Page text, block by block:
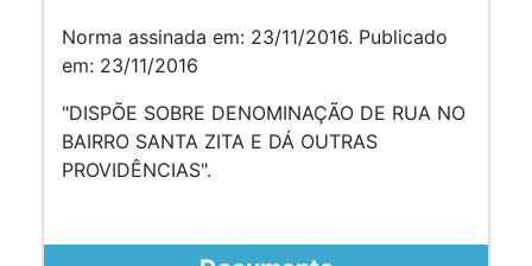
Norma assinada em: 23/11/2016. Publicado
em: 23/11/2016
"DISPÕE SOBRE DENOMINAÇÃO DE RUA NO
BAIRRO SANTA ZITA E DÁ OUTRAS
PROVIDÊNCIAS".